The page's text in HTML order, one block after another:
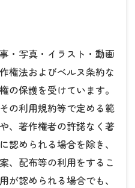
・写真・イラスト・動画
権法およびベルヌ条約な
の保護を受けています。
の利用規約等で定める範
、著作権者の許諾なく著
認められる場合を除き、
、配布等の利用をするこ
が認められる場合でも、